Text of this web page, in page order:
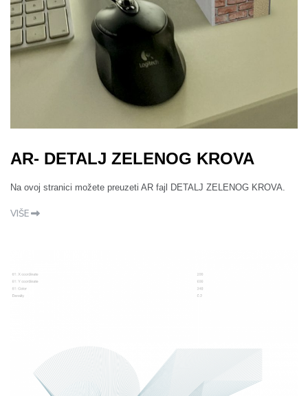
AR- DETALJ ZELENOG KROVA
Na ovoj stranici možete preuzeti AR fajl DETALJ ZELENOG KROVA.
VIŠE